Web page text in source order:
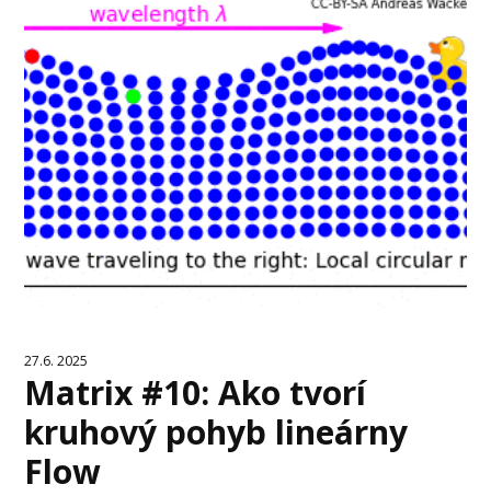
27.6. 2025
Matrix #10: Ako tvorí
kruhový pohyb lineárny
Flow